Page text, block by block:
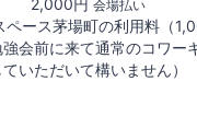
2,000円 会場払い
ペース茅場町の利用料（
強会前に来て通常のコワー
ていただいて構いません）